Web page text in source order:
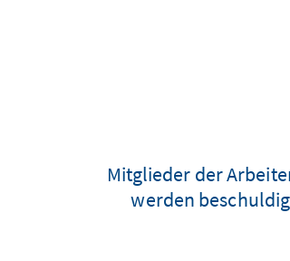
Mitglieder der
werden